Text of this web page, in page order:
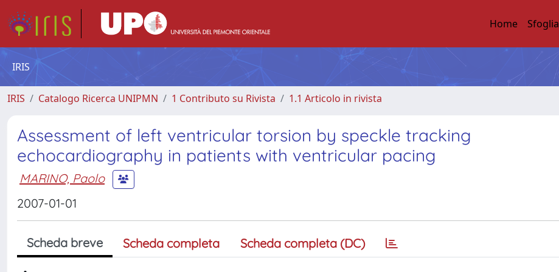
Home Sfoglia
IRIS
IRIS Catalogo Ricerca UNIPMN 1 Contributo su Rivista 1.1 Articolo in rivista
Assessment of left ventricular torsion by speckle tracking
echocardiography in patients with ventricular pacing
MARINO, Paolo
2007-01-01
Scheda breve Scheda completa Scheda completa (DC)